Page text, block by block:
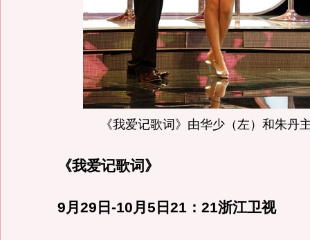
《我爱记歌词》由华少（左）和朱丹
《我爱记歌词》
9月29日-10月5日21：21浙江卫视